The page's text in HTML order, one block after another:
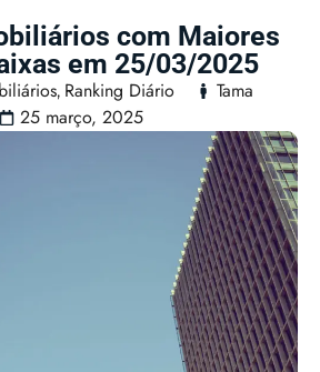
com Maiores
em 25/03/2025
, Ranking Diário
Tama
25 março, 2025